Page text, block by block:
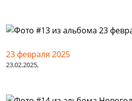
23 февраля 2025
23.02.2025,